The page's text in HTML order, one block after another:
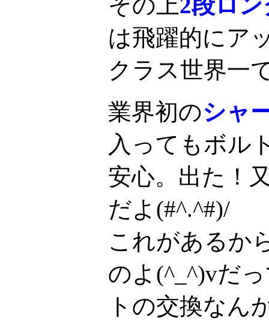
その上2段ロ
は飛躍的にア
クラス世界一
業界初のシャ
入ってもボル
安心。出た！
だよ(#^.^#)/
これがあるか
のよ(^_^)vだ
トの交換なん